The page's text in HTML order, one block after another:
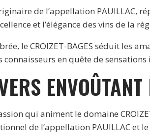
de l’appellation PAUILLAC,
et l’élégance des vins de la
le CROIZET-BAGES séduit les
en quête de
qui animent le domaine
de l’appellation PAUILLAC et